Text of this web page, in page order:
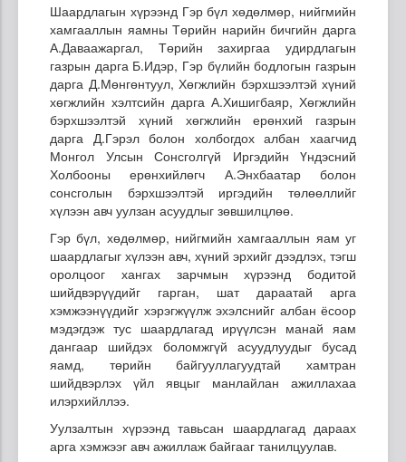
Шаардлагын хүрээнд Гэр бүл хөдөлмөр, нийгмийн
хамгааллын яамны Төрийн нарийн бичгийн дарга
А.Даваажаргал, Төрийн захиргаа удирдлагын
газрын дарга Б.Идэр, Гэр бүлийн бодлогын газрын
дарга Д.Мөнгөнтуул, Хөгжлийн бэрхшээлтэй хүний
хөгжлийн хэлтсийн дарга А.Хишигбаяр, Хөгжлийн
бэрхшээлтэй хүний хөгжлийн ерөнхий газрын
дарга Д.Гэрэл болон холбогдох албан хаагчид
Монгол Улсын Сонсголгүй Иргэдийн Үндэсний
Холбооны ерөнхийлөгч А.Энхбаатар болон
сонсголын бэрхшээлтэй иргэдийн төлөөллийг
хүлээн авч уулзан асуудлыг зөвшилцлөө.
Гэр бүл, хөдөлмөр, нийгмийн хамгааллын яам уг
шаардлагыг хүлээн авч, хүний эрхийг дээдлэх, тэгш
оролцоог хангах зарчмын хүрээнд бодитой
шийдвэрүүдийг гарган, шат дараатай арга
хэмжээнүүдийг хэрэгжүүлж эхэлснийг албан ёсоор
мэдэгдэж тус шаардлагад ирүүлсэн манай яам
дангаар шийдэх боломжгүй асуудлуудыг бусад
яамд, төрийн байгууллагуудтай хамтран
шийдвэрлэх үйл явцыг манлайлан ажиллахаа
илэрхийллээ.
Уулзалтын хүрээнд тавьсан шаардлагад дараах
арга хэмжээг авч ажиллаж байгааг танилцуулав.